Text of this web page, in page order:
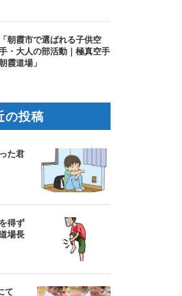
「朝霞市で選ばれる子供空
・大人の部活動｜極真空手
霞道場」
の投稿
た君
得ず
場長
て